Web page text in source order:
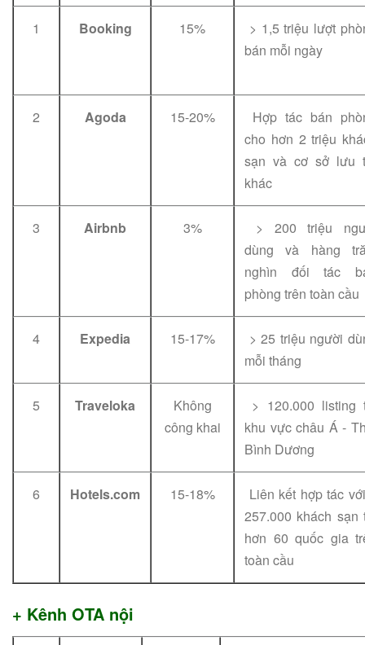
1 Booking 15%
> 1,5 triệu lượt
bán mỗi ngày
2 Agoda 15-20%
Hợp tác bán
cho hơn 2 triệu
sạn và cơ sở lưu
khác
3 Airbnb 3%
> 200 triệu
dùng và hàng
nghìn đối tác
phòng trên toàn cầu
4 Expedia 15-17%
> 25 triệu người
mỗi tháng
5 Traveloka
Không
công khai
> 120.000 listing
khu vực châu Á -
Bình Dương
6 Hotels.com 15-18%
Liên kết hợp tác
257.000 khách sạn
hơn 60 quốc gia
toàn cầu
+ Kênh OTA nội